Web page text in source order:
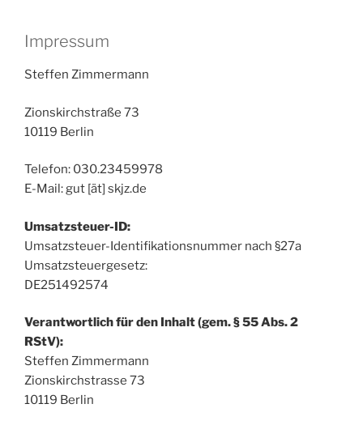
Impressum
Steffen Zimmermann
Zionskirchstraße 73
10119 Berlin
Telefon: 030.23459978
E-Mail: gut [ät] skjz.de
Umsatzsteuer-ID:
Umsatzsteuer-Identifikationsnummer nach §27a
Umsatzsteuergesetz:
DE251492574
Verantwortlich für den Inhalt (gem. § 55 Abs. 2
RStV):
Steffen Zimmermann
Zionskirchstrasse 73
10119 Berlin